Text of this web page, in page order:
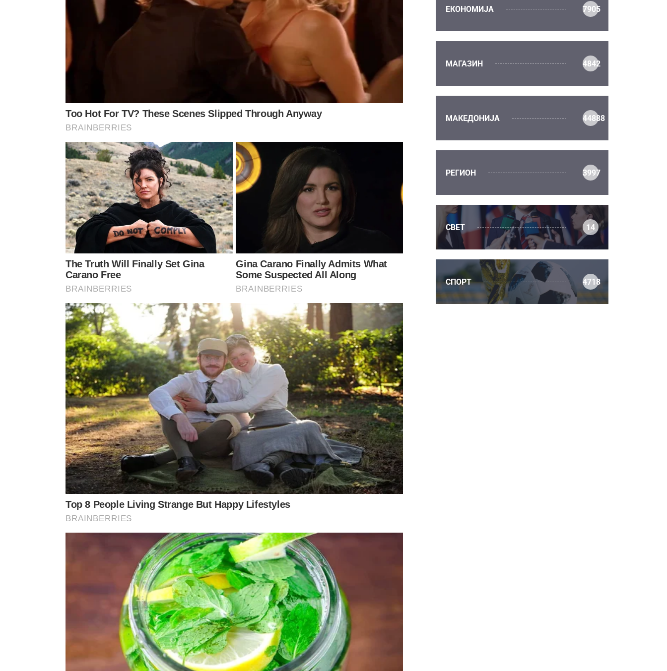
ЕКОНОМИЈА 7905
МАГАЗИН 4842
МАКЕДОНИЈА 44888
РЕГИОН 3997
СВЕТ 14
СПОРТ 4718